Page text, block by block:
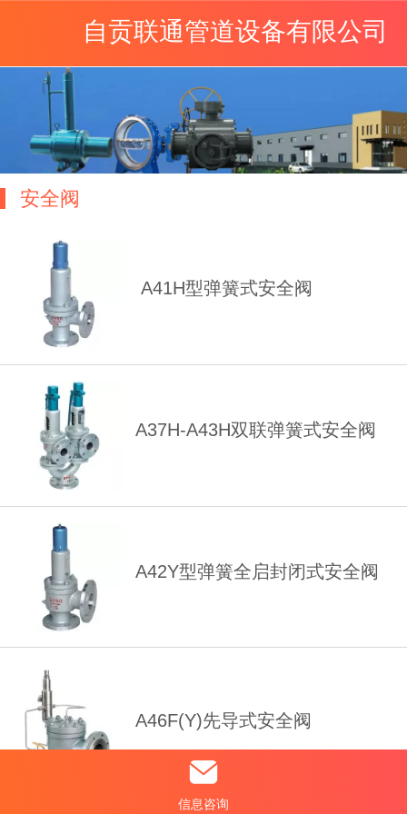
自贡联通管道设备有限公司
安全阀
A41H型弹簧式安全阀
A37H-A43H双联弹簧式安全阀
A42Y型弹簧全启封闭式安全阀
A46F(Y)先导式安全阀
信息咨询